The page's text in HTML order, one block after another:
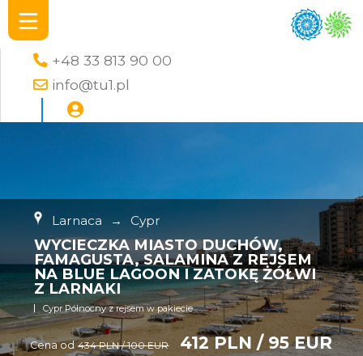
+48 33 813 90 00
info@tu1.pl
Larnaca → Cypr
WYCIECZKA MIASTO DUCHÓW,
FAMAGUSTA, SALAMINA Z REJSEM
NA BLUE LAGOON I ZATOKĘ ŻÓŁWI
Z LARNAKI
Cypr Północny z rejsem w pakiecie
Cena od 434 PLN / 100 EUR 412 PLN / 95 EUR